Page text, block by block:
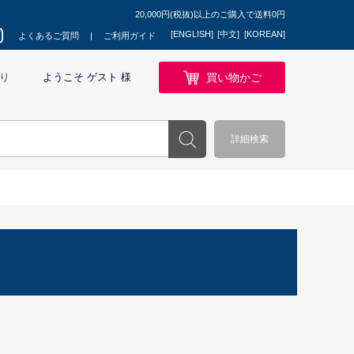
20,000円(税抜)以上のご購入で送料0円
よくあるご質問 ご利用ガイド [ENGLISH] [中文] [KOREAN]
ようこそ ゲスト 様 買い物かご
詳細検索